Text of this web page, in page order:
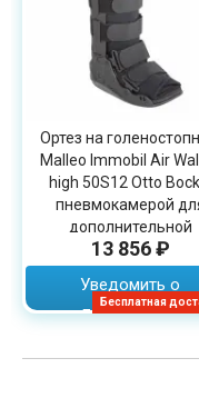
Бесплатная
Ортез на
Malleo Immobil Air
high 50S12 Otto
пневмокамерой
дополнительной
стабилизации
13 856 ₽
Уведомить о
поступлении